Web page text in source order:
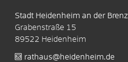
Stadt Heidenheim an der Brenz
Grabenstraße 15
89522 Heidenheim
rathaus@heidenheim.de